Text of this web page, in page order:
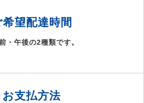
希望配達時間
・午後の2種類です。
お支払方法